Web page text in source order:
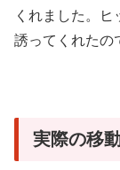
くれました。
誘ってくれたの
実際の移